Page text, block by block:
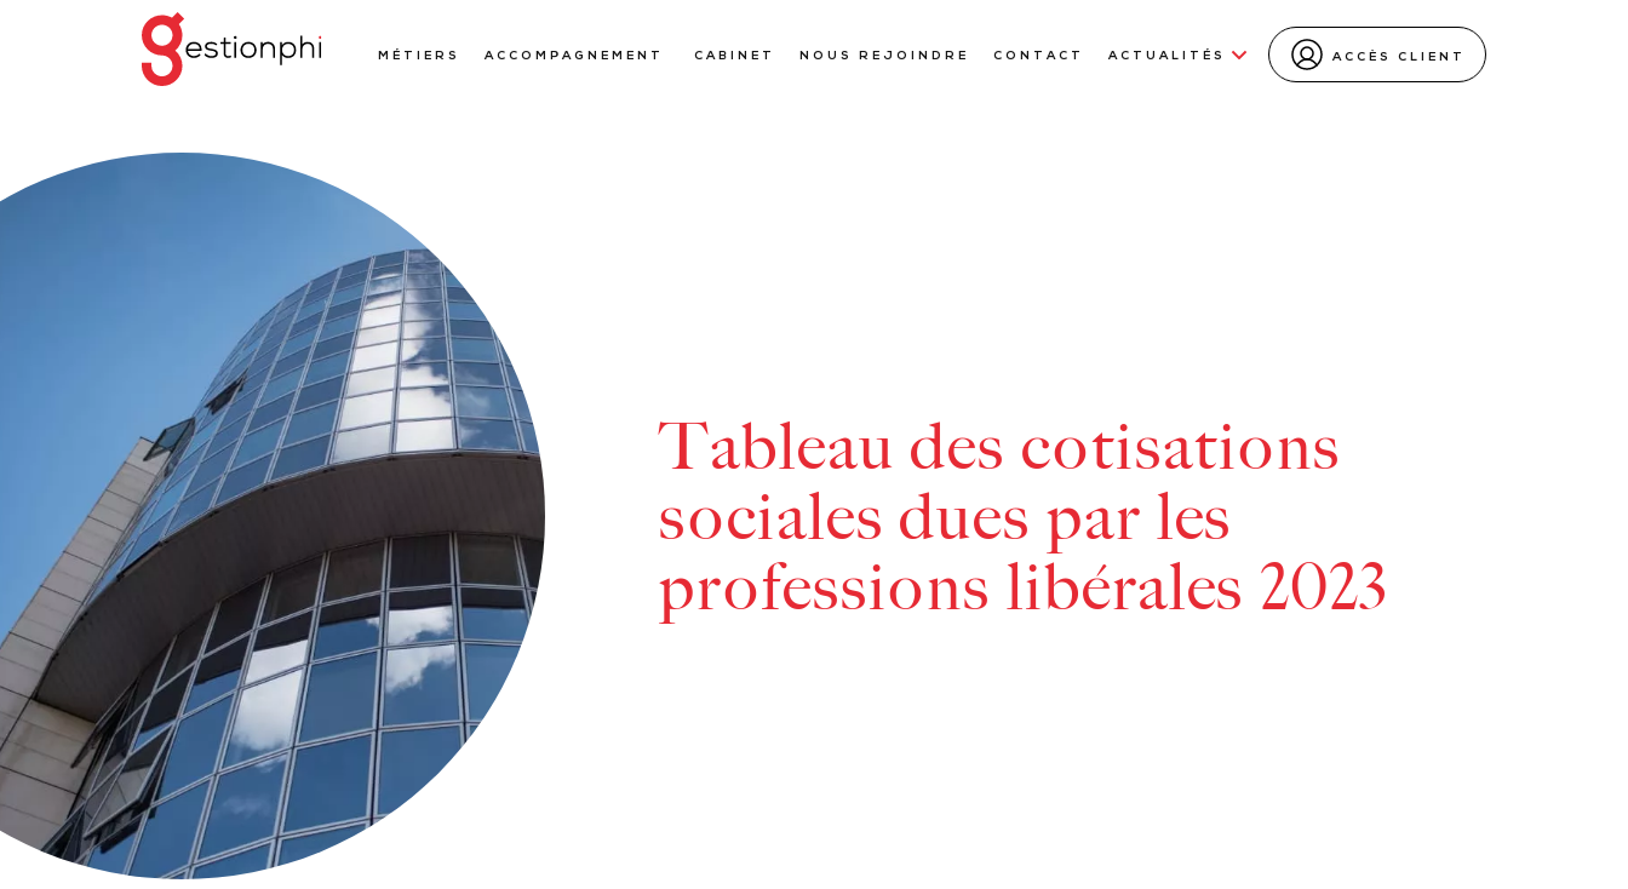
MÉTIERS ACCOMPAGNEMENT CABINET NOUS REJOINDRE CONTACT ACTUALITÉS ACCÈS CLIENT
Tableau des cotisations
sociales dues par les
professions libérales 2023